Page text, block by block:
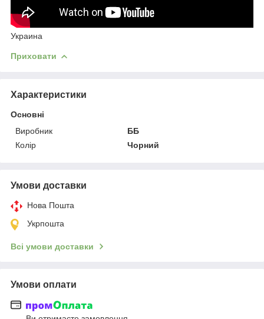
Украина
Приховати
Характеристики
Основні
Виробник
ББ
Колір
Чорний
Умови доставки
Нова Пошта
Укрпошта
Всі умови доставки
Умови оплати